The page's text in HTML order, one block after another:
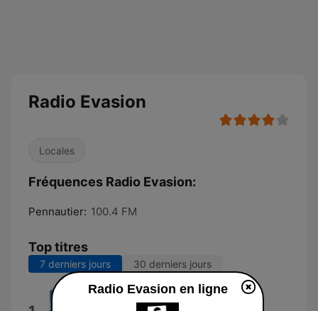
Radio Evasion
Locales
Fréquences Radio Evasion:
Pennautier: 100.4 FM
Top titres
7 derniers jours 30 derniers jours
Radio Evasion en ligne